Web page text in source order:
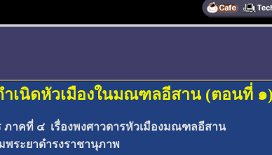
เนิดหัวเมืองในมณฑลอีสาน (ตอนที่ ๑)
ภาคที่ ๔ เรื่องพงศาวดารหัวเมืองมณฑลอีสาน
พระยาดำรงราชานุภาพ